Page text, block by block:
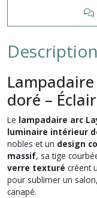
Description
doré –
Le lampadaire arc
luminaire intérieur
nobles et un design
massif, sa tige
verre texturé créent
pour sublimer un
canapé.